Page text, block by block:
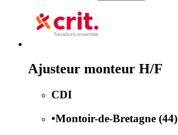
Ajusteur monteur H/F
CDI
•Montoir-de-Bretagne (44)